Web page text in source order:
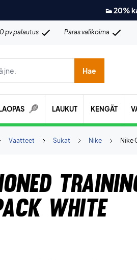
👟 20%
pv palautus Paras valikoima
Hae
LAUKUT KENGÄT
Nike
Nike
Sukat
Vaatteet
White